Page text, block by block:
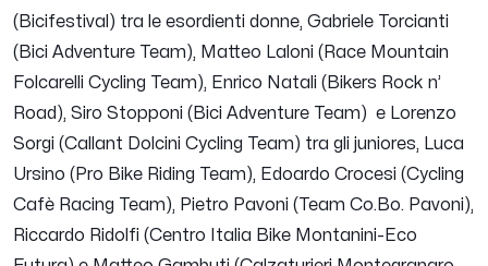
(Bicifestival) tra le esordienti donne, Gabriele Torcianti
(Bici Adventure Team), Matteo Laloni (Race Mountain
Folcarelli Cycling Team), Enrico Natali (Bikers Rock n’
Road), Siro Stopponi (Bici Adventure Team) e Lorenzo
Sorgi (Callant Dolcini Cycling Team) tra gli juniores, Luca
Ursino (Pro Bike Riding Team), Edoardo Crocesi (Cycling
Cafè Racing Team), Pietro Pavoni (Team Co.Bo. Pavoni),
Riccardo Ridolfi (Centro Italia Bike Montanini-Eco